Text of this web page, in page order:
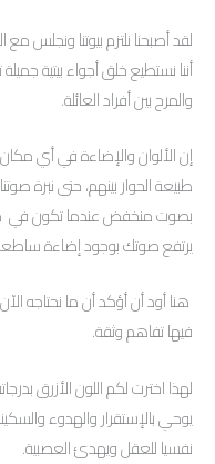
لقد أصبحنا نلتزم بيوتنا ونجلس
أننا نستطيع خلق أجواء بيتية
والمرح بين أفراد العائلة.
إن الألوان والإضاءة في أي
طبيعة الحوار بينهم، حتى نبرة
بصوت منخفض عندما تكون في
يرتفع صوتك بوجود إضاءة
هنا أود أن أؤكد أن ما نحتاجه
فيها تفاهم وثقة.
لهذا اخترت لكم اللون الأزرق
يوحي بالإستقرار والهدوء
نفسيا للعقل ويهدئ العصبية.